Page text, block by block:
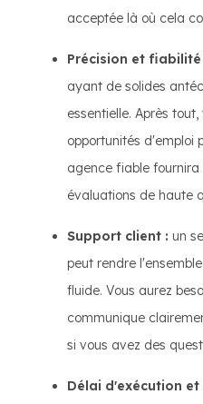
acceptée là où cela
Précision et fiabilité
ayant de solides
essentielle. Après
opportunités d'emploi
agence fiable
évaluations de haute
Support client : un
peut rendre
fluide. Vous aurez
communique
si vous avez des
Délai d'exécution et